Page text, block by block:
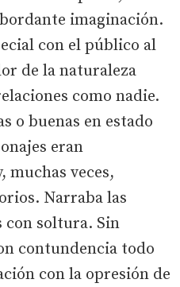
imaginación.
con el público al
de la naturaleza
como nadie.
o buenas en estado
eran
muchas veces,
Narraba las
con soltura. Sin
contundencia todo
con la opresión de